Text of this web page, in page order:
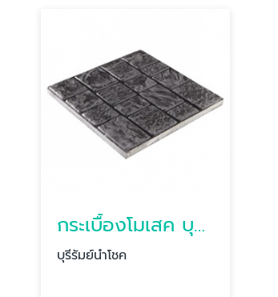
กระเบื้องโมเสค บุรีรัมย์
บุรีรัมย์นำโชค